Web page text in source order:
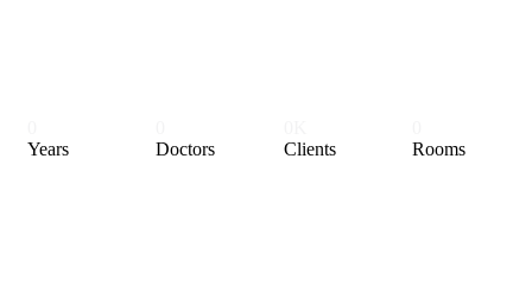
Years
Doctors
Clients
Rooms